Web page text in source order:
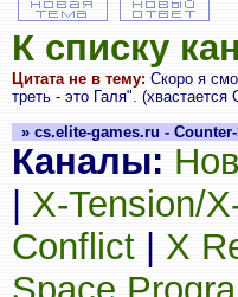
К списку
Цитата не в тему: Скоро я
треть - это Галя". (хвастается
» cs.elite-games.ru -
Каналы:
X-Tension/
Conflict
X